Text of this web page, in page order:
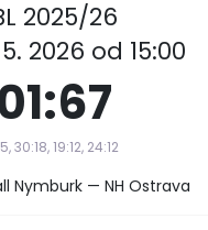
2025/26
2026 od 15:00
30:18, 19:12, 24:12
Nymburk — NH Ostrava